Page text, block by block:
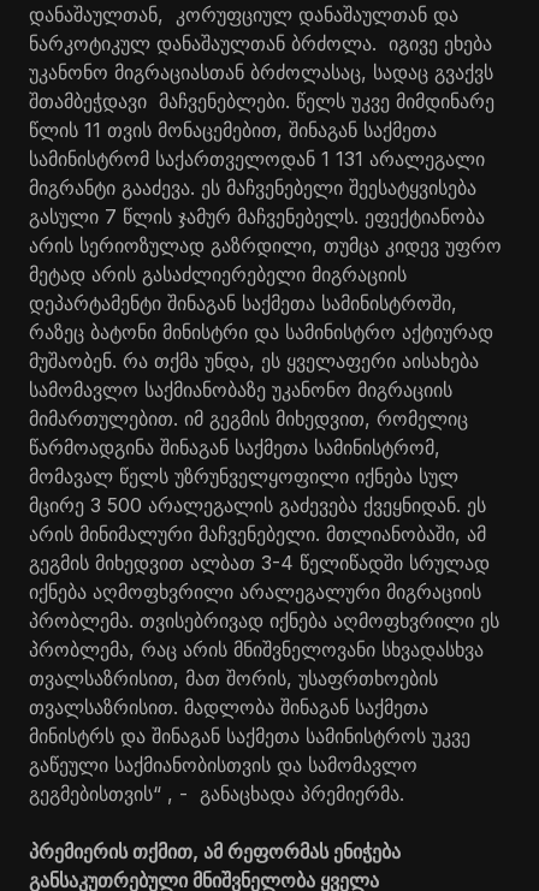
დანაშაულთან, კორუფციულ დანაშაულთან და
ნარკოტიკულ დანაშაულთან ბრძოლა. იგივე ეხება
უკანონო მიგრაციასთან ბრძოლასაც, სადაც გვაქვს
შთამბეჭდავი მაჩვენებლები. წელს უკვე მიმდინარე
წლის 11 თვის მონაცემებით, შინაგან საქმეთა
სამინისტრომ საქართველოდან 1 131 არალეგალი
მიგრანტი გააძევა. ეს მაჩვენებელი შეესატყვისება
გასული 7 წლის ჯამურ მაჩვენებელს. ეფექტიანობა
არის სერიოზულად გაზრდილი, თუმცა კიდევ უფრო
მეტად არის გასაძლიერებელი მიგრაციის
დეპარტამენტი შინაგან საქმეთა სამინისტროში,
რაზეც ბატონი მინისტრი და სამინისტრო აქტიურად
მუშაობენ. რა თქმა უნდა, ეს ყველაფერი აისახება
სამომავლო საქმიანობაზე უკანონო მიგრაციის
მიმართულებით. იმ გეგმის მიხედვით, რომელიც
წარმოადგინა შინაგან საქმეთა სამინისტრომ,
მომავალ წელს უზრუნველყოფილი იქნება სულ
მცირე 3 500 არალეგალის გაძევება ქვეყნიდან. ეს
არის მინიმალური მაჩვენებელი. მთლიანობაში, ამ
გეგმის მიხედვით ალბათ 3-4 წელიწადში სრულად
იქნება აღმოფხვრილი არალეგალური მიგრაციის
პრობლემა. თვისებრივად იქნება აღმოფხვრილი ეს
პრობლემა, რაც არის მნიშვნელოვანი სხვადასხვა
თვალსაზრისით, მათ შორის, უსაფრთხოების
თვალსაზრისით. მადლობა შინაგან საქმეთა
მინისტრს და შინაგან საქმეთა სამინისტროს უკვე
გაწეული საქმიანობისთვის და სამომავლო
გეგმებისთვის“ , - განაცხადა პრემიერმა.
პრემიერის თქმით, ამ რეფორმას ენიჭება
განსაკუთრებული მნიშვნელობა ყველა